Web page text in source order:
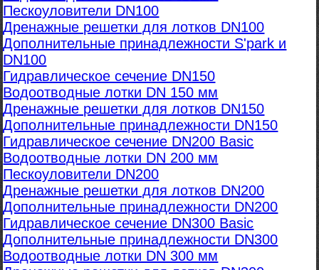
Пескоуловители DN100
Дренажные решетки для лотков DN100
Дополнительные принадлежности S'park и
DN100
Гидравлическое сечение DN150
Водоотводные лотки DN 150 мм
Дренажные решетки для лотков DN150
Дополнительные принадлежности DN150
Гидравлическое сечение DN200 Basic
Водоотводные лотки DN 200 мм
Пескоуловители DN200
Дренажные решетки для лотков DN200
Дополнительные принадлежности DN200
Гидравлическое сечение DN300 Basic
Дополнительные принадлежности DN300
Водоотводные лотки DN 300 мм